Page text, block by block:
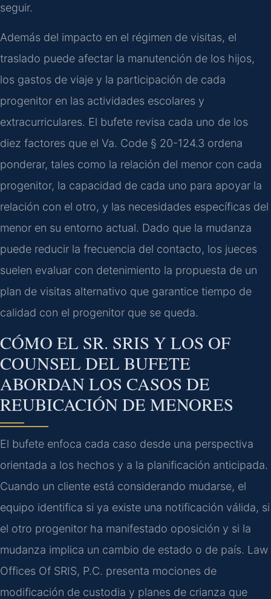
seguir.
Además del impacto en el régimen de visitas, el
traslado puede afectar la manutención de los hijos,
los gastos de viaje y la participación de cada
progenitor en las actividades escolares y
extracurriculares. El bufete revisa cada uno de los
diez factores que el Va. Code § 20-124.3 ordena
ponderar, tales como la relación del menor con cada
progenitor, la capacidad de cada uno para apoyar la
relación con el otro, y las necesidades específicas del
menor en su entorno actual. Dado que la mudanza
puede reducir la frecuencia del contacto, los jueces
suelen evaluar con detenimiento la propuesta de un
plan de visitas alternativo que garantice tiempo de
calidad con el progenitor que se queda.
CÓMO EL SR. SRIS Y LOS OF
COUNSEL DEL BUFETE
ABORDAN LOS CASOS DE
REUBICACIÓN DE MENORES
El bufete enfoca cada caso desde una perspectiva
orientada a los hechos y a la planificación anticipada.
Cuando un cliente está considerando mudarse, el
equipo identifica si ya existe una notificación válida, si
el otro progenitor ha manifestado oposición y si la
mudanza implica un cambio de estado o de país. Law
Offices Of SRIS, P.C. presenta mociones de
modificación de custodia y planes de crianza que